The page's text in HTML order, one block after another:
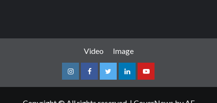
Video Image
InstagramFacebookTwitterLinkedinYoutube